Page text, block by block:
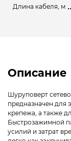
Длина кабеля, м
Описание
Шуруповерт
предназначен для
крепежа, а также
Быстрозажимной
усилий и затрат